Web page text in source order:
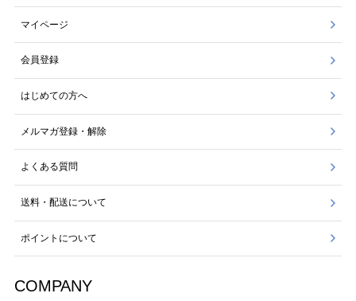
マイページ
会員登録
はじめての方へ
メルマガ登録・解除
よくある質問
送料・配送について
ポイントについて
COMPANY